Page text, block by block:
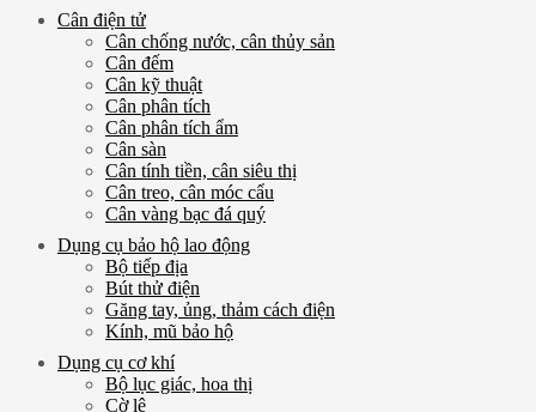
Cân điện tử
Cân chống nước, cân thủy sản
Cân đếm
Cân kỹ thuật
Cân phân tích
Cân phân tích ẩm
Cân sàn
Cân tính tiền, cân siêu thị
Cân treo, cân móc cẩu
Cân vàng bạc đá quý
Dụng cụ bảo hộ lao động
Bộ tiếp địa
Bút thử điện
Găng tay, ủng, thảm cách điện
Kính, mũ bảo hộ
Dụng cụ cơ khí
Bộ lục giác, hoa thị
Cờ lê